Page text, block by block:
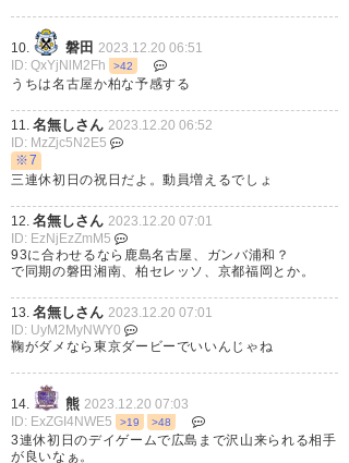
10. 磐田 2023.12.20 06:51
ID: QxYjNlM2Fh
>42
うちは名古屋か柏な予感する
11. 名無しさん 2023.12.20 06:52
ID: MzZjc5N2E5
※7
三連休初日の祝日だよ。動員増えるでしょ
12. 名無しさん 2023.12.20 07:01
ID: EzNjEzZmM5
93に合わせるなら鹿島名古屋、ガンバ浦和？
で同期の磐田湘南、柏セレッソ、京都福岡とか。
13. 名無しさん 2023.12.20 07:01
ID: UyM2MyNWY0
鞠がダメなら東京ダービーでいいんじゃね
14. 熊 2023.12.20 07:03
ID: ExZGI4NWE5
>19 >48
3連休初日のデイゲームで広島まで沢山来られる相手
が良いなぁ。